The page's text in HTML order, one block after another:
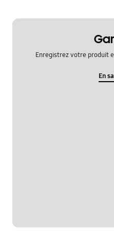
Sauvegarde et restauration
application
Enregistrez votre produit
En